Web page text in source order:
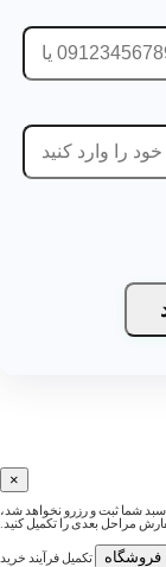
×
سبد شما ثبت و رزرو نخواهد شد،
مراحل بعدی را تکمیل کنید.
تکمیل فرآیند خرید